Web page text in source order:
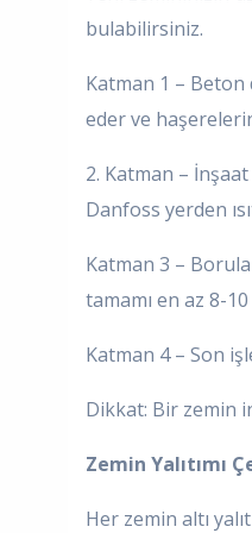
bulabilirsiniz.
Katman 1 –
eder ve
2. Katman –
Danfoss yerden
Katman 3 –
tamamı en az 8-
Katman 4 – Son
Dikkat: Bir zemin
Zemin Yalıtımı
Her zemin altı